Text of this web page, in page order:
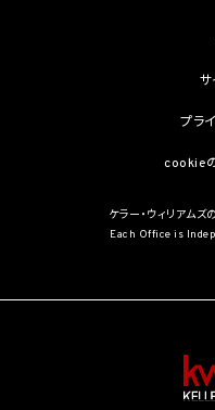
保護法第57条第1項各号に掲げる者
(4) 本人を目視し、又は撮影するこ
(5) 第三者から要配慮個人情報の提
5.3 当社は、第三者から個人情報の
該個人情報の提供が第4.1項各号の
かに該当する場合を除きます。
管理が図られるよう、当社の従業員
は、個人情報の取扱いの全部又は一
サ
プラ
cookie
ケラー・ウィリアムズ
Each Office is